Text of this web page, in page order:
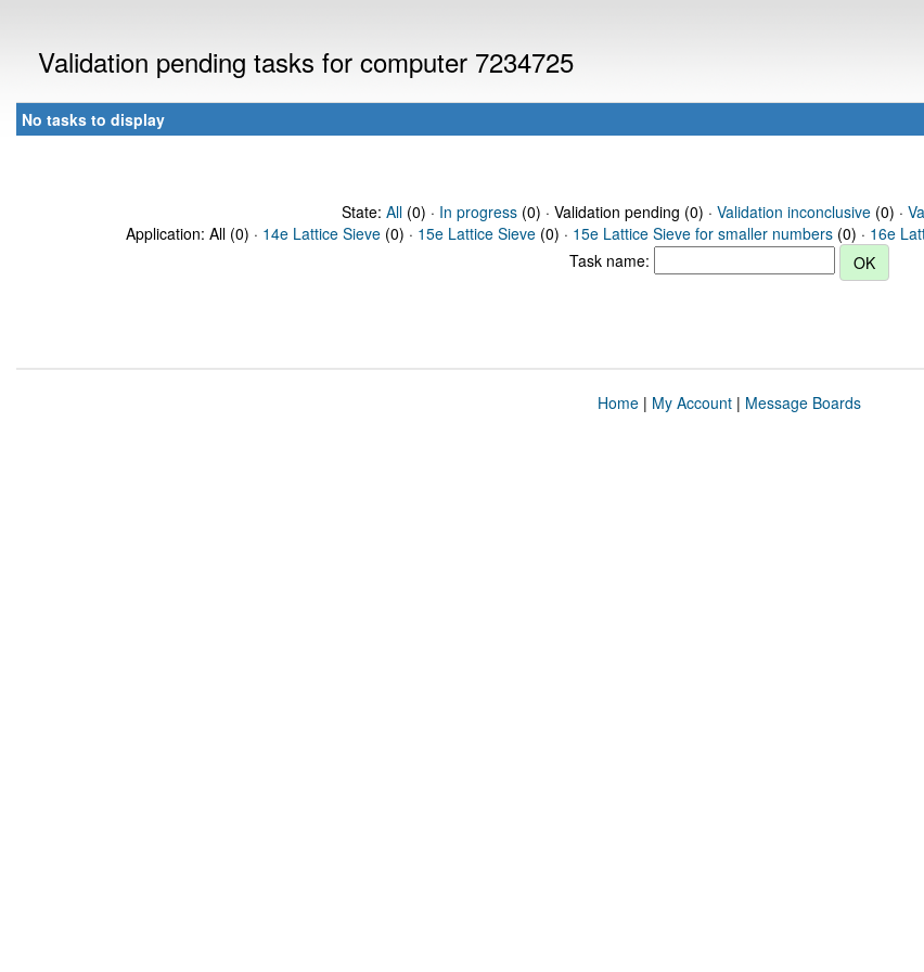
Validation pending tasks for computer 7234725
No tasks to display
State: All(0) · In progress(0) · Validation pending (0) · Validation inconclusive(0) ·
Application: All (0) · 14e Lattice Sieve (0) · 15e Lattice Sieve (0) · 15e Lattice Sieve for smaller numbers (0) · 16e
Task name:
Home| My Account| Message Boards